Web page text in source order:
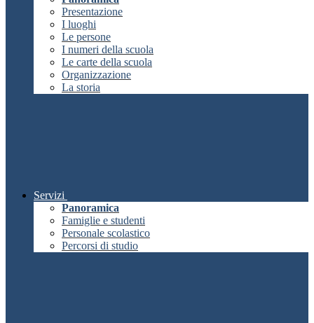
Presentazione
I luoghi
Le persone
I numeri della scuola
Le carte della scuola
Organizzazione
La storia
Servizi
Panoramica
Famiglie e studenti
Personale scolastico
Percorsi di studio